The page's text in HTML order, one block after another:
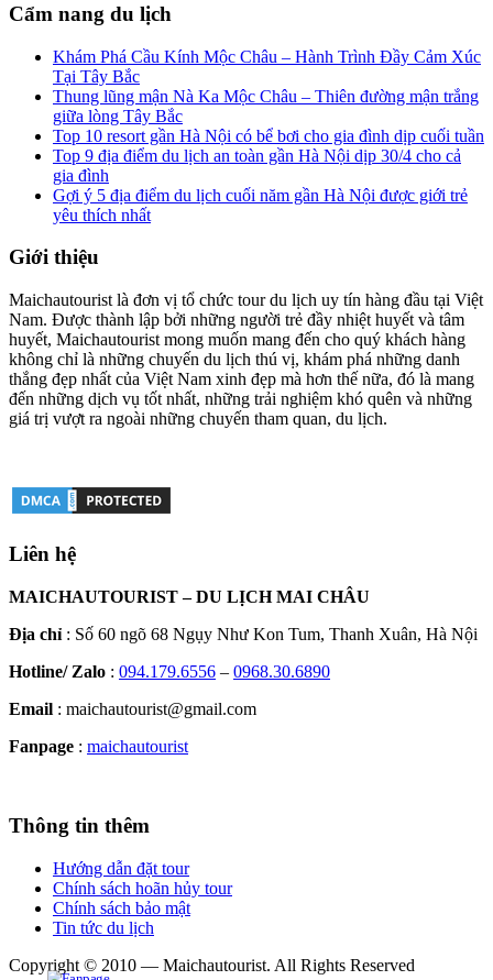
Cẩm nang du lịch
Khám Phá Cầu Kính Mộc Châu – Hành Trình Đầy Cảm Xúc
Tại Tây Bắc
Thung lũng mận Nà Ka Mộc Châu – Thiên đường mận trắng
giữa lòng Tây Bắc
Top 10 resort gần Hà Nội có bể bơi cho gia đình dịp cuối tuần
Top 9 địa điểm du lịch an toàn gần Hà Nội dịp 30/4 cho cả
gia đình
Gợi ý 5 địa điểm du lịch cuối năm gần Hà Nội được giới trẻ
yêu thích nhất
Giới thiệu
Maichautourist là đơn vị tổ chức tour du lịch uy tín hàng đầu tại Việt
Nam. Được thành lập bởi những người trẻ đầy nhiệt huyết và tâm
huyết, Maichautourist mong muốn mang đến cho quý khách hàng
không chỉ là những chuyến du lịch thú vị, khám phá những danh
thắng đẹp nhất của Việt Nam xinh đẹp mà hơn thế nữa, đó là mang
đến những dịch vụ tốt nhất, những trải nghiệm khó quên và những
giá trị vượt ra ngoài những chuyến tham quan, du lịch.
Liên hệ
MAICHAUTOURIST – DU LỊCH MAI CHÂU
Địa chỉ : Số 60 ngõ 68 Ngụy Như Kon Tum, Thanh Xuân, Hà Nội
Hotline/ Zalo : 094.179.6556 – 0968.30.6890
Email : maichautourist@gmail.com
Fanpage : maichautourist
Thông tin thêm
Hướng dẫn đặt tour
Chính sách hoãn hủy tour
Chính sách bảo mật
Tin tức du lịch
Copyright © 2010 — Maichautourist. All Rights Reserved